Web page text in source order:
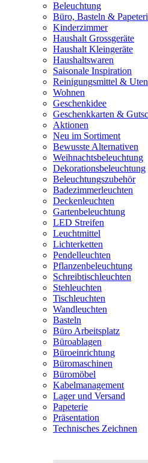
Beleuchtung
Büro, Basteln &
Kinderzimmer
Haushalt Grossgeräte
Haushalt Kleingeräte
Haushaltswaren
Saisonale Inspiration
Reinigungsmittel &
Wohnen
Geschenkidee
Geschenkkarten &
Aktionen
Neu im Sortiment
Bewusste Alternativen
Weihnachtsbeleuchtung
Dekorationsbeleuchtung
Beleuchtungszubehör
Badezimmerleuchten
Deckenleuchten
Gartenbeleuchtung
LED Streifen
Leuchtmittel
Lichterketten
Pendelleuchten
Pflanzenbeleuchtung
Schreibtischleuchten
Stehleuchten
Tischleuchten
Wandleuchten
Basteln
Büro Arbeitsplatz
Büroablagen
Büroeinrichtung
Büromaschinen
Büromöbel
Kabelmanagement
Lager und Versand
Papeterie
Präsentation
Technisches Zeichnen